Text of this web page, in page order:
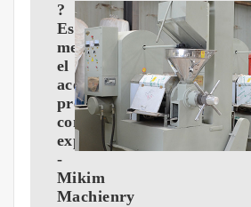
?
Es
mejor
el
aceite
prensado
con
expulsor?
-
Mikim
Machienry